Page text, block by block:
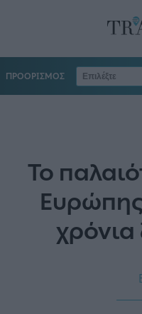
ΠΡΟΟΡΙΣΜΟΣ
Το
Ευρώπης